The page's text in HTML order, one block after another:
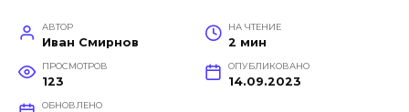
АВТОР
Иван Смирнов
НА ЧТЕНИЕ
2 мин
ПРОСМОТРОВ
123
ОПУБЛИКОВАНО
14.09.2023
ОБНОВЛЕНО